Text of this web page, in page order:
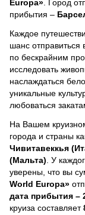
Europa» . Город
прибытия –
Каждое
шанс
по бескрайним
исследовать
наслаждаться
уникальные
любоваться
На Вашем
города и страны
Чивитавеккья
(Мальта) . У
уверены, что вы
World Europa»
дата прибытия –
круиза составляет